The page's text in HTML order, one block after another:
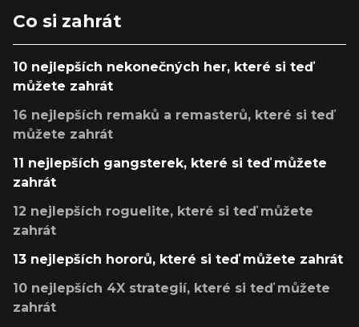
Co si zahrát
10 nejlepších nekonečných her, které si teď
můžete zahrát
16 nejlepších remaků a remasterů, které si teď
můžete zahrát
11 nejlepších gangsterek, které si teď můžete
zahrát
12 nejlepších roguelite, které si teď můžete
zahrát
13 nejlepších hororů, které si teď můžete zahrát
10 nejlepších 4X strategií, které si teď můžete
zahrát